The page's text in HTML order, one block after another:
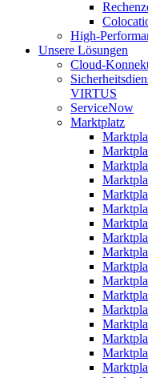
High-
Unsere Lösungen
Cloud-
VIRTUS
ServiceNow
Marktplatz